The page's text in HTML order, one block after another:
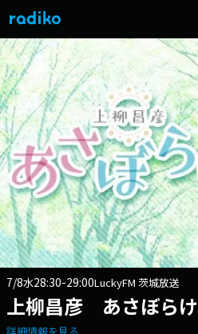
7/8水28:30-29:00LuckyFM 茨城放送
上柳昌彦 あさぼらけ